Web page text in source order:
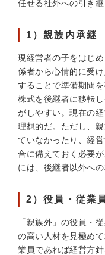
任せる社外への引き
1）親族内承継
現経営者の子をはじ
係者から心情的に受
することで準備期間
株式を後継者に移転
がしやすい。現在の
理想的だ。ただし、
ていなかったり、経
合に備えておく必要
には、後継者以外へ
2）役員・従業
「親族外」の役員・
の高い人材を見極め
業員であれば経営方